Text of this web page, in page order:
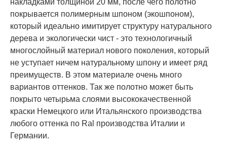
накладками толщиной 20 мм, после чего полотно
покрывается полимерным шпоном (экошпоном),
который идеально имитирует структуру натурального
дерева и экологически чист - это технологичный
многослойный материал нового поколения, который
не уступает ничем натуральному шпону и имеет ряд
преимуществ. В этом материале очень много
вариантов оттенков. Так же полотно может быть
покрыто четырьма слоями высококачественной
краски Немецкого или Итальянского производства
любого оттенка по Ral производства Италии и
Германии.